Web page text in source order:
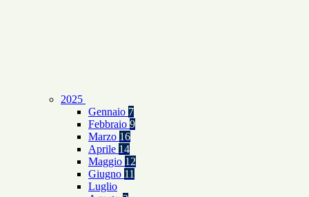
2025
Gennaio 7
Febbraio 9
Marzo 16
Aprile 14
Maggio 12
Giugno 11
Luglio